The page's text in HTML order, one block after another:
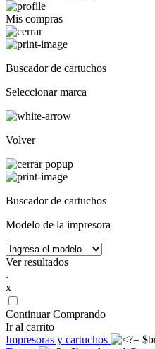
Mis compras
Buscador de cartuchos
Seleccionar marca
Volver
Buscador de cartuchos
Modelo de la impresora
Ver resultados
.
x
Continuar Comprando
Ir al carrito
Impresoras y cartuchos